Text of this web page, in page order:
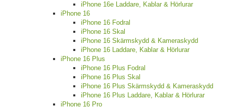
iPhone 16e Laddare, Kablar & Hörlurar
iPhone 16
iPhone 16 Fodral
iPhone 16 Skal
iPhone 16 Skärmskydd & Kameraskydd
iPhone 16 Laddare, Kablar & Hörlurar
iPhone 16 Plus
iPhone 16 Plus Fodral
iPhone 16 Plus Skal
iPhone 16 Plus Skärmskydd & Kameraskydd
iPhone 16 Plus Laddare, Kablar & Hörlurar
iPhone 16 Pro